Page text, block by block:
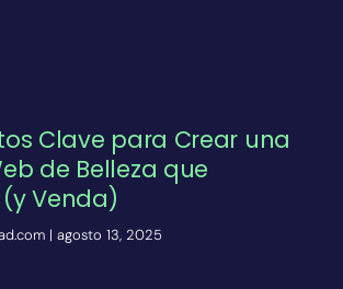
Clave para Crear una
de Belleza que
Venda)
agosto 13, 2025